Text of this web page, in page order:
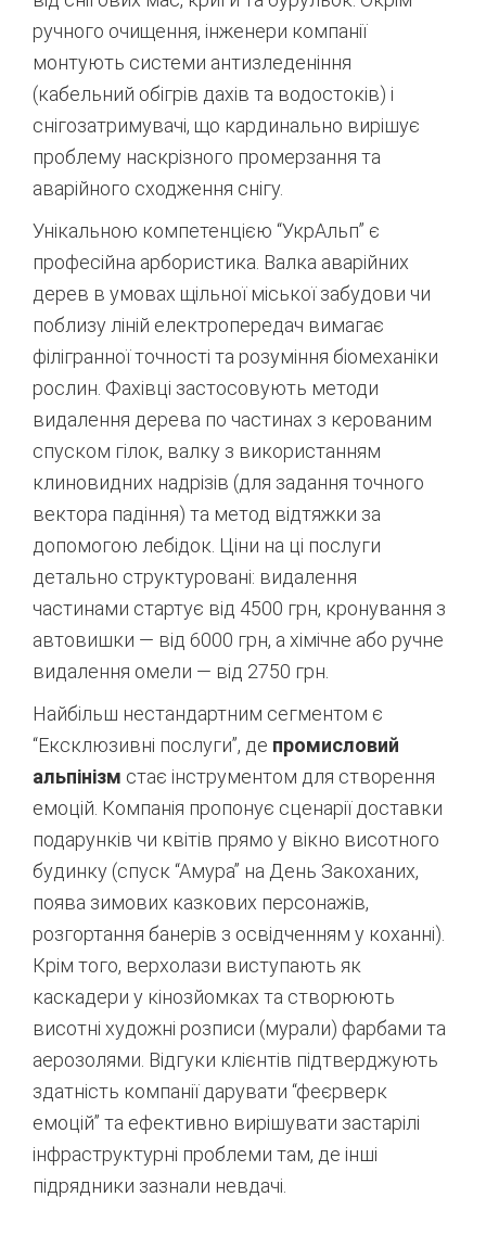
ручного очищення, інженери компанії
монтують системи антизледеніння
(кабельний обігрів дахів та водостоків) і
снігозатримувачі, що кардинально вирішує
проблему наскрізного промерзання та
аварійного сходження снігу.
Унікальною компетенцією “УкрАльп” є
професійна арбористика. Валка аварійних
дерев в умовах щільної міської забудови чи
поблизу ліній електропередач вимагає
філігранної точності та розуміння біомеханіки
рослин. Фахівці застосовують методи
видалення дерева по частинах з керованим
спуском гілок, валку з використанням
клиновидних надрізів (для задання точного
вектора падіння) та метод відтяжки за
допомогою лебідок. Ціни на ці послуги
детально структуровані: видалення
частинами стартує від 4500 грн, кронування з
автовишки — від 6000 грн, а хімічне або ручне
видалення омели — від 2750 грн.
Найбільш нестандартним сегментом є
“Ексклюзивні послуги”, де промисловий
альпінізм стає інструментом для створення
емоцій. Компанія пропонує сценарії доставки
подарунків чи квітів прямо у вікно висотного
будинку (спуск “Амура” на День Закоханих,
поява зимових казкових персонажів,
розгортання банерів з освідченням у коханні).
Крім того, верхолази виступають як
каскадери у кінозйомках та створюють
висотні художні розписи (мурали) фарбами та
аерозолями. Відгуки клієнтів підтверджують
здатність компанії дарувати “феєрверк
емоцій” та ефективно вирішувати застарілі
інфраструктурні проблеми там, де інші
підрядники зазнали невдачі.